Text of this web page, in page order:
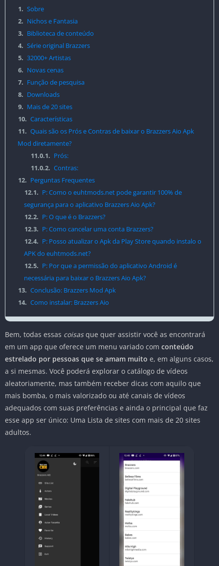
1. Sobre
2. Nichos e Fantasia
3. Biblioteca de conteúdo
4. Série original Brazzers
5. 32000+ Artistas
6. Novas cenas
7. Função de pesquisa
8. Downloads
9. Mais de 20 sites
10. Características
11. Quais são os Prós e Contras de baixar o Brazzers Aio Apk
Mod diretamente?
11.0.1. Prós:
11.0.2. Contras:
12. Perguntas Frequentes
12.1. P: Como o euhtmods.net pode garantir 100% de
segurança para o aplicativo Brazzers Aio Apk?
12.2. P: O que é o Brazzers?
12.3. P: Como cancelar uma conta Brazzers?
12.4. P: Posso atualizar o Apk da Play Store quando instalo o
APK do euhtmods.net?
12.5. P: Por que a permissão do aplicativo Android é
necessária para baixar o Brazzers Aio Apk?
13. Conclusão: Brazzers Mod Apk
14. Como instalar: Brazzers Aio
Bem, todas essas coisasque quer assistir você as encontrará
em um app que oferece um menu variado com conteúdo
estrelado por pessoas que se amam muito e, em alguns casos,
a si mesmas. Você poderá explorar o catálogo de vídeos
aleatoriamente, mas também receber dicas com aquilo que
mais bomba, o mais valorizado ou até canais de vídeos
adequados com suas preferências e ainda o principal que faz
esse app ser único: Uma Lista de sites com mais de 20 sites
adultos.